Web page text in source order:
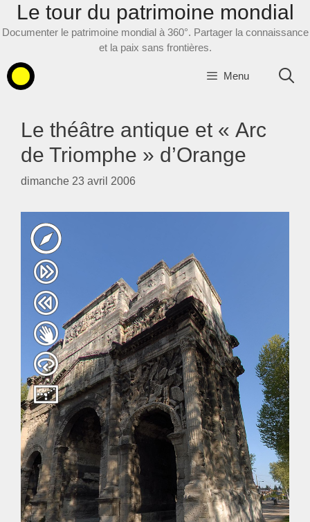
AllerLe tour du patrimoine mondial
Documenter le patrimoine mondial à 360°. Partager la connaissance
et la paix sans frontières.
Menu
Le théâtre antique et « Arc
de Triomphe » d’Orange
dimanche 23 avril 2006